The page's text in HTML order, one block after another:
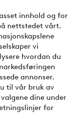
innhold og for
nettstedet vårt.
vi
hvordan du
annonser.
til vår bruk av
dine under
for
del opp
?